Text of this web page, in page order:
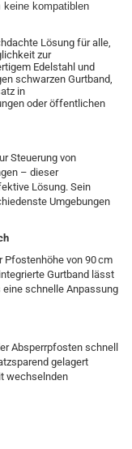
kompatiblen
Lösung für alle,
zur
Edelstahl und
schwarzen Gurtband,
in
oder öffentlichen
Steuerung von
– dieser
Lösung. Sein
Umgebungen
Pfostenhöhe von 90 cm
Gurtband lässt
schnelle Anpassung
Absperrpfosten schnell
gelagert
wechselnden